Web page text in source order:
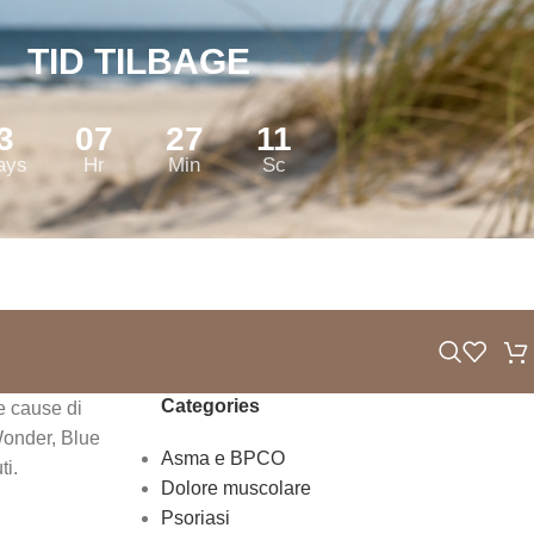
TID TILBAGE
07
Hr
27
Min
11
Sc
cause di
Blue
Categories
Asma e BPCO
Dolore muscolare
Psoriasi